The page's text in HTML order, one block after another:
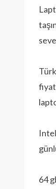
64